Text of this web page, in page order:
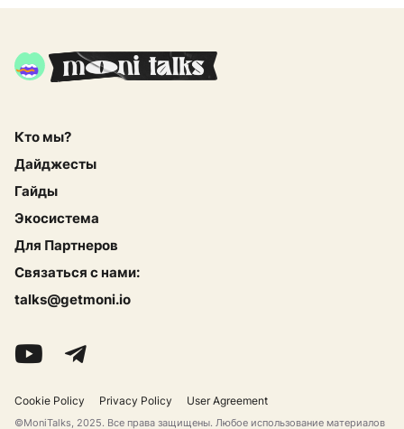
Кто мы?
Дайджесты
Гайды
Экосистема
Для Партнеров
Связаться с нами:
talks@getmoni.io
Cookie Policy Privacy Policy User Agreement
©MoniTalks, 2025. Все права защищены. Любое использование материалов